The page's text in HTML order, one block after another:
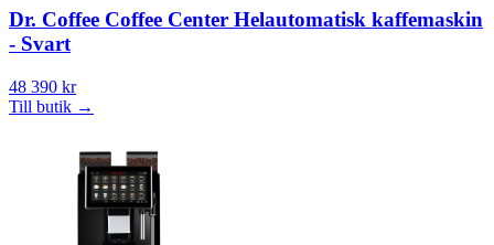
Dr. Coffee Coffee Center Helautomatisk kaffemaskin
- Svart
48 390 kr
Till butik →